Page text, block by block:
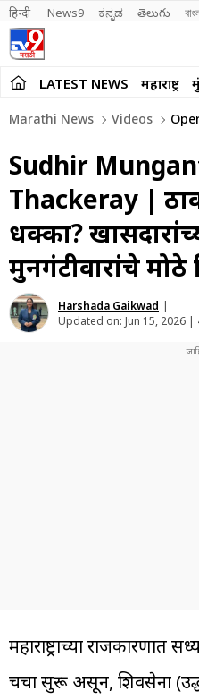
हिन्दी News9 ಕನ್ನಡ తెలుగు
LATEST NEWS महाराष्ट्र
Marathi News Videos
Sudhir
Thackeray |
धक्का?
मुनगंटीवारांचे मोठे
Harshada Gaikwad |
Updated on: Jun 15, 2026 |
महाराष्ट्राच्या राजकारणात
चर्चा सुरू असून, शिवसेना